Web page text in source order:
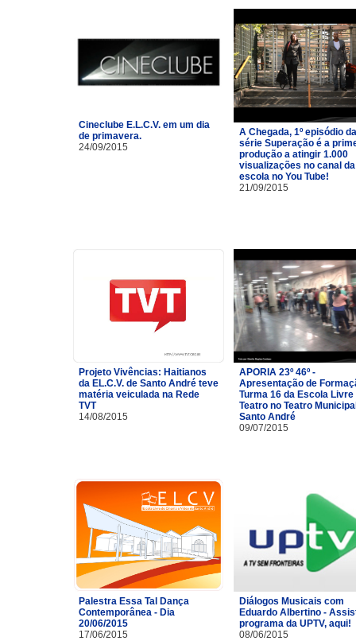
Cineclube E.L.C.V. em um dia
de primavera.
24/09/2015
A Chegada, 1º episódio
série Superação é a
produção a atingir 1.000
visualizações no canal da
escola no You Tube!
21/09/2015
Projeto Vivências: Haitianos
da EL.C.V. de Santo André teve
matéria veiculada na Rede
TVT
14/08/2015
APORIA 23º 46º -
Apresentação de
Turma 16 da Escola Livre
Teatro no Teatro
Santo André
09/07/2015
Palestra Essa Tal Dança
Contemporânea - Dia
20/06/2015
17/06/2015
Diálogos Musicais com
Eduardo Albertino -
programa da UPTV, aqui!
08/06/2015